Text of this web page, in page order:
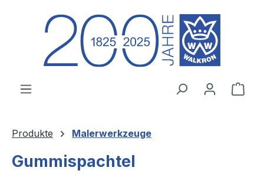
Zum Hauptinhalt springen
Produkte Malerwerkzeuge
Gummispachtel